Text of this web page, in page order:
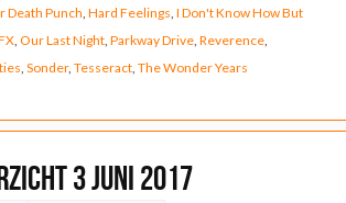
Death Punch Hard Feelings I Don't Know How But
, Our Last Night, Parkway Drive, Reverence,
Sonder, Tesseract, The Wonder Years
3 juni 2017